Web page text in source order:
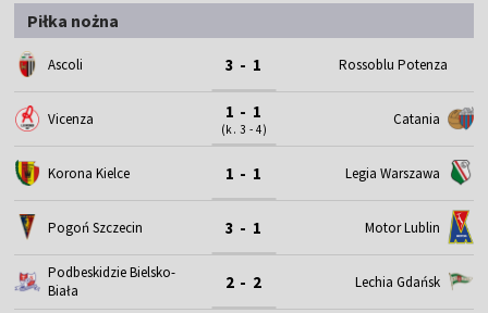
Piłka nożna
Ascoli 3 - 1 Rossoblu Potenza
Vicenza 1 - 1
(k. 3 - 4)
Catania
Korona Kielce 1 - 1 Legia Warszawa
Pogoń Szczecin 3 - 1 Motor Lublin
Podbeskidzie Bielsko-
Biała
2 - 2 Lechia Gdańsk